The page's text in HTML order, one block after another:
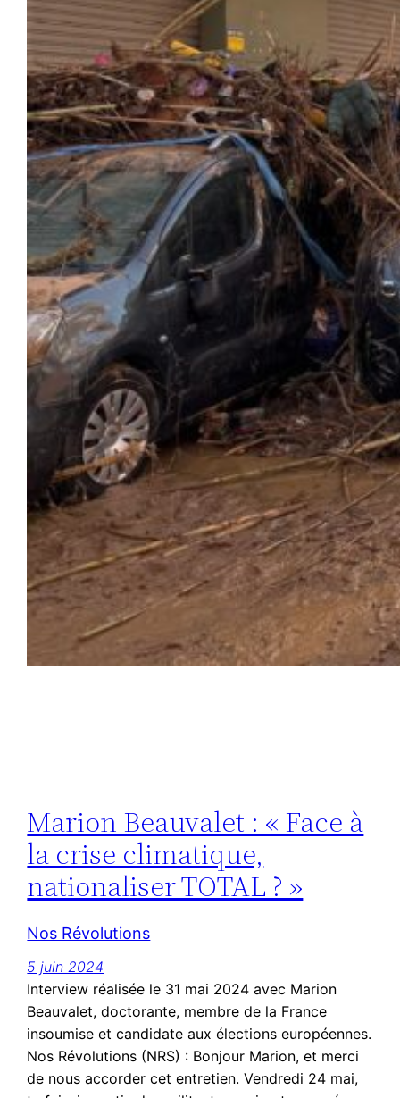
Marion Beauvalet : « Face à
la crise climatique,
nationaliser TOTAL ? »
Nos Révolutions
5 juin 2024
Interview réalisée le 31 mai 2024 avec Marion
Beauvalet, doctorante, membre de la France
insoumise et candidate aux élections européennes.
Nos Révolutions (NRS) : Bonjour Marion, et merci
de nous accorder cet entretien. Vendredi 24 mai,